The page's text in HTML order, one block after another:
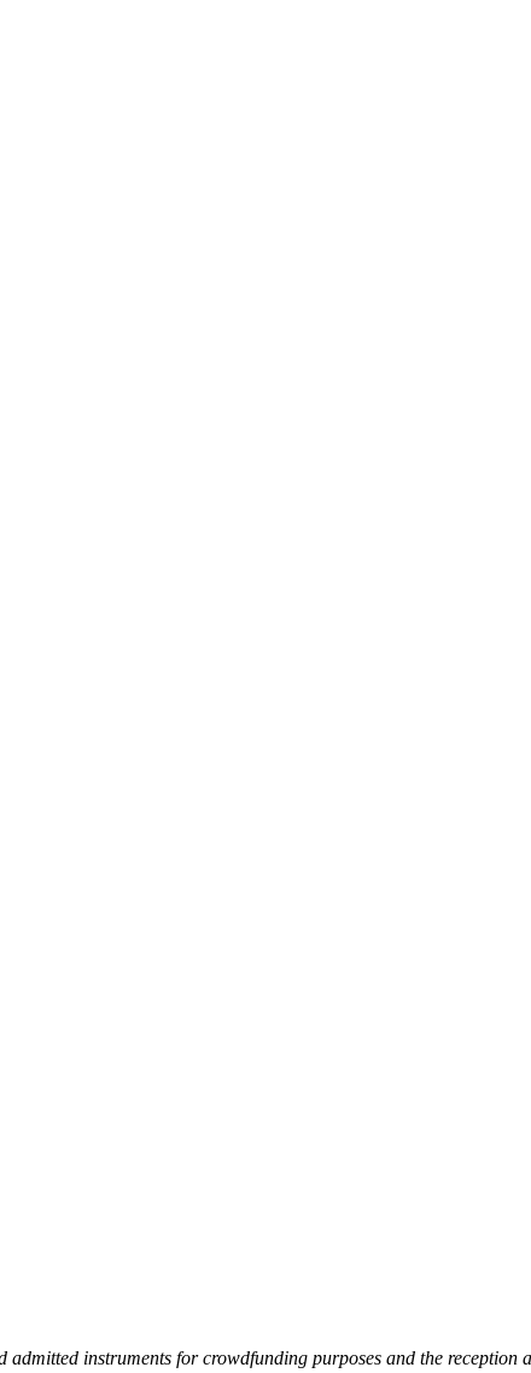
instruments for crowdfunding purposes and the